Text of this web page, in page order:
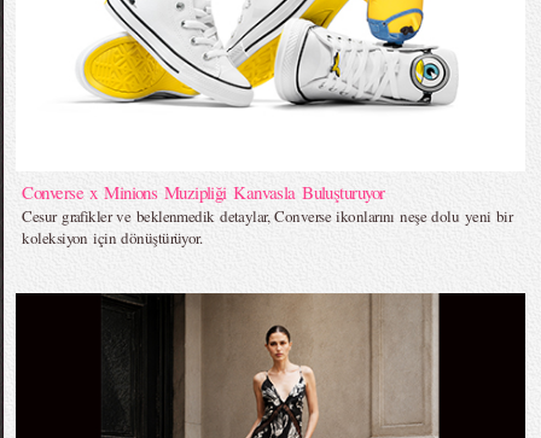
Converse x Minions Muzipliği Kanvasla Buluşturuyor
Cesur grafikler ve beklenmedik detaylar, Converse ikonlarını neşe dolu yeni bir
koleksiyon için dönüştürüyor.